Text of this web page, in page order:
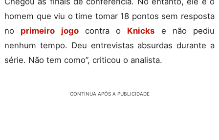
homem que viu o time tomar 18 pontos sem resposta
no primeiro jogocontra o Knicks e não pediu
nenhum tempo. Deu entrevistas absurdas durante a
série. Não tem como”, criticou o analista.
CONTINUA APÓS A PUBLICIDADE